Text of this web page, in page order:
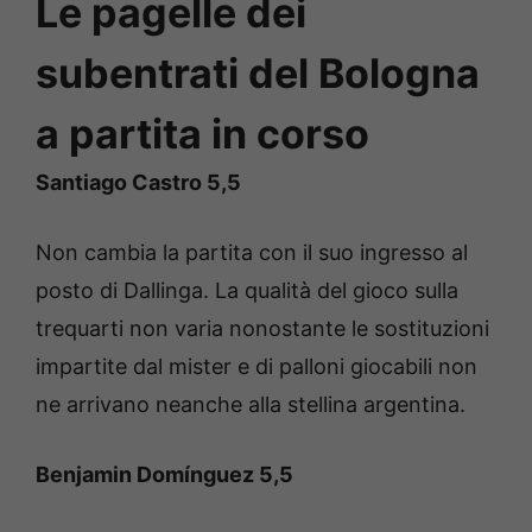
Le pagelle dei
subentrati del Bologna
a partita in corso
Santiago Castro 5,5
Non cambia la partita con il suo ingresso al
posto di Dallinga. La qualità del gioco sulla
trequarti non varia nonostante le sostituzioni
impartite dal mister e di palloni giocabili non
ne arrivano neanche alla stellina argentina.
Benjamin Domínguez 5,5